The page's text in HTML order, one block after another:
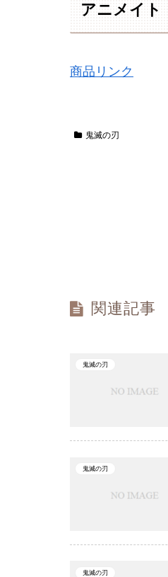
アニメイト
商品リンク
鬼滅の刃
関連記事
鬼滅の刃
鬼滅の刃
鬼滅の刃